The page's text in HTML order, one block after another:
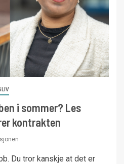
i sommer? Les
kontrakten
Du tror kanskje at det er